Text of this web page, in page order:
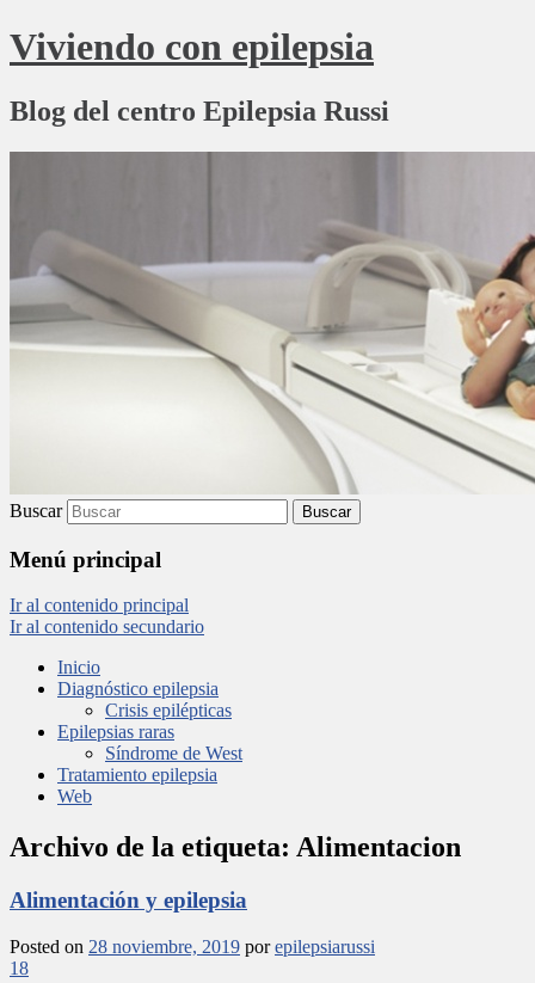
Viviendo con epilepsia
Blog del centro Epilepsia Russi
Buscar
Menú principal
Ir al contenido principal
Ir al contenido secundario
Inicio
Diagnóstico epilepsia
Crisis epilépticas
Epilepsias raras
Síndrome de West
Tratamiento epilepsia
Web
Archivo de la etiqueta: Alimentacion
Alimentación y epilepsia
Posted on 28 noviembre, 2019 porepilepsiarussi
18